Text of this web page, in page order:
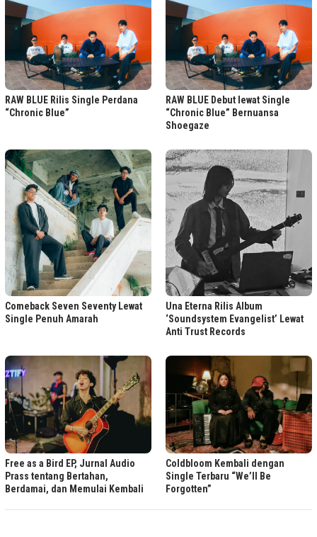
RAW BLUE Rilis Single Perdana
“Chronic Blue”
RAW BLUE Debut lewat Single
“Chronic Blue” Bernuansa
Shoegaze
Comeback Seven Seventy Lewat
Single Penuh Amarah
Una Eterna Rilis Album
‘Soundsystem Evangelist’ Lewat
Anti Trust Records
Free as a Bird EP, Jurnal Audio
Prass tentang Bertahan,
Berdamai, dan Memulai Kembali
Coldbloom Kembali dengan
Single Terbaru “We’ll Be
Forgotten”